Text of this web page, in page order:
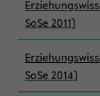
SoSe 2011)
SoSe 2014)